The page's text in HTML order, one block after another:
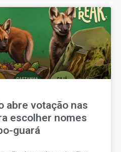
abre votação nas
escolher nomes
guará